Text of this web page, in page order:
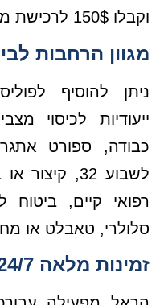
וקבלו 150$ לרכישת מוצרים חיוניים.
מגוון הרחבות
ניתן להוסיף
ייעודיות לכיסוי
כבודה, ספורט
לשבוע 32,
רפואי קיים, ביטוח
סלולרי, טאבלט או
זמינות מלאה 24/7